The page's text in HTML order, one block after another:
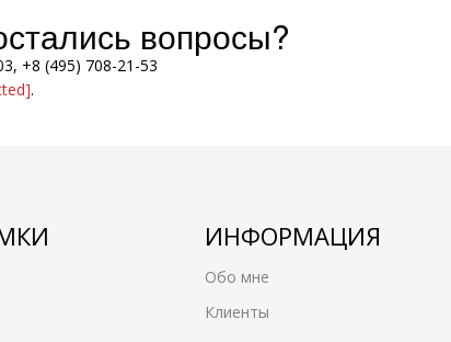
вопросы?
+8 (495) 708-21-53
.
ИНФОРМАЦИЯ
Обо мне
Клиенты